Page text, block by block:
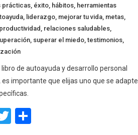
prácticas, éxito, hábitos, herramientas
, liderazgo, mejorar tu vida, metas,
productividad relaciones saludables,
, superar el miedo,testimonios,
de autoayuda y desarrollo personal
importante que elijas uno que se adapte
Twitter
Share